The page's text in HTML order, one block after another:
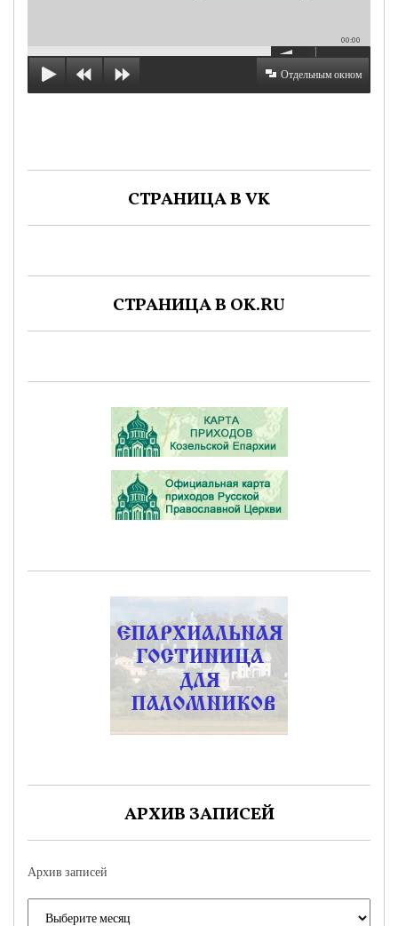
00:00
Отдельным окном
СТРАНИЦА В VK
СТРАНИЦА В OK.RU
АРХИВ ЗАПИСЕЙ
Архив записей